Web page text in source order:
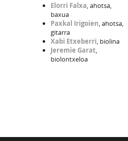
Elorri Falxa, ahotsa,
baxua
Paxkal Irigoien, ahotsa,
gitarra
Xabi Etxeberri, biolina
Jeremie Garat,
biolontxeloa